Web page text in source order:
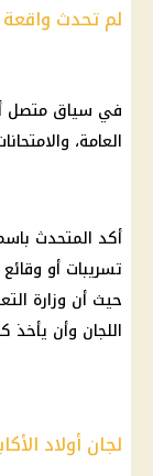
لم تحدث
في سياق متصل
العامة،
أكد المتحدث
تسريبات أو
حيث أن وزارة
اللجان وأن
لجان أولاد